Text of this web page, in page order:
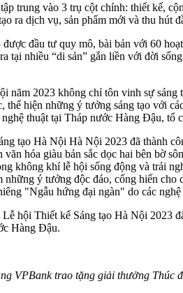
trung vào 3 trụ cột chính: thiết kế,
ra dịch vụ, sản phẩm mới và thu
đầu tư quy mô, bài bản với 60
tại nhiều “di sản” gắn liền với đời
năm 2023 không chỉ tôn vinh sự
thể hiện những ý tưởng sáng tạo với
thuật tại Tháp nước Hàng Đậu,
tạo Hà Nội Hà Nội 2023 đã thành
văn hóa giàu bản sắc dọc hai bên bờ
không khí lễ hội sống động và trải
những ý tưởng độc đáo, cống hiến
"Ngẫu hứng đại ngàn" do các
hội Thiết kế Sáng tạo Hà Nội 2023
Hàng Đậu.
VPBank trao tặng giải thưởng Thúc